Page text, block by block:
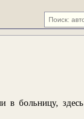
в больницу, здесь